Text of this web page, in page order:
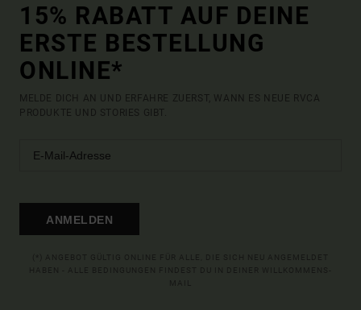
15% RABATT AUF DEINE
ERSTE BESTELLUNG
ONLINE*
MELDE DICH AN UND ERFAHRE ZUERST, WANN ES NEUE RVCA
PRODUKTE UND STORIES GIBT.
ANMELDEN